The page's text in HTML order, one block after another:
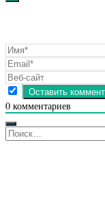
0 комментариев
Найти: